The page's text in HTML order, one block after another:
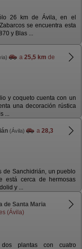
26 km de Ávila, en el
se encuentra esta
y Blas ...
a 25,5 km de
y coqueto cuenta con un
una decoración rústica
...
(Ávila) a 28,3
de Sanchidrián, un pueblo
está cerca de hermosas
y ...
de Santa Maria
(Ávila)
plantas con cuatro